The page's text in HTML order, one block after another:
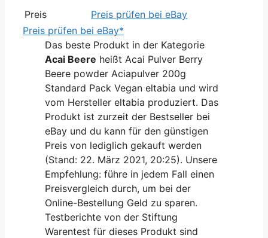
Preis
Preis prüfen bei eBay
Preis prüfen bei eBay*
Das beste Produkt in der Kategorie
Acai Beere heißt Acai Pulver Berry
Beere powder Aciapulver 200g
Standard Pack Vegan eltabia und wird
vom Hersteller eltabia produziert. Das
Produkt ist zurzeit der Bestseller bei
eBay und du kann für den günstigen
Preis von lediglich gekauft werden
(Stand: 22. März 2021, 20:25). Unsere
Empfehlung: führe in jedem Fall einen
Preisvergleich durch, um bei der
Online-Bestellung Geld zu sparen.
Testberichte von der Stiftung
Warentest für dieses Produkt sind